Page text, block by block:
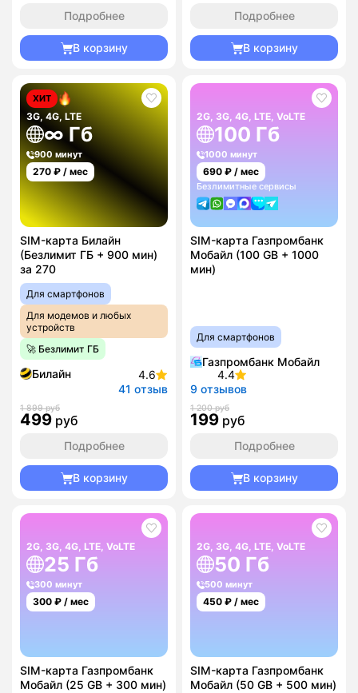
Подробнее
В корзину
Подробнее
В корзину
ХИТ
3G, 4G, LTE
∞ Гб
900 минут
270 ₽ / мес
SIM-карта Билайн
(Безлимит ГБ + 900 мин)
за 270
Для смартфонов
Для модемов и любых
устройств
🚀 Безлимит ГБ
Билайн
4.6
41 отзыв
1 899 руб
499 руб
Подробнее
В корзину
2G, 3G, 4G, LTE, VoLTE
100 Гб
1000 минут
690 ₽ / мес
Безлимитные сервисы
SIM-карта Газпромбанк
Мобайл (100 GB + 1000
мин)
Для смартфонов
Газпромбанк Мобайл
4.4
9 отзывов
1 200 руб
199 руб
Подробнее
В корзину
2G, 3G, 4G, LTE, VoLTE
25 Гб
300 минут
300 ₽ / мес
SIM-карта Газпромбанк
Мобайл (25 GB + 300 мин)
2G, 3G, 4G, LTE, VoLTE
50 Гб
500 минут
450 ₽ / мес
SIM-карта Газпромбанк
Мобайл (50 GB + 500 мин)